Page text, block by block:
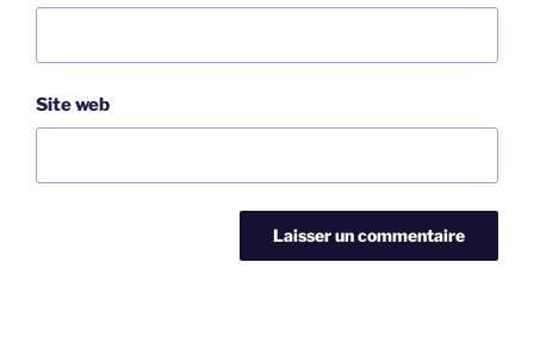
Site web